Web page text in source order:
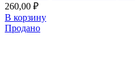
260,00 ₽
В корзину
Продано